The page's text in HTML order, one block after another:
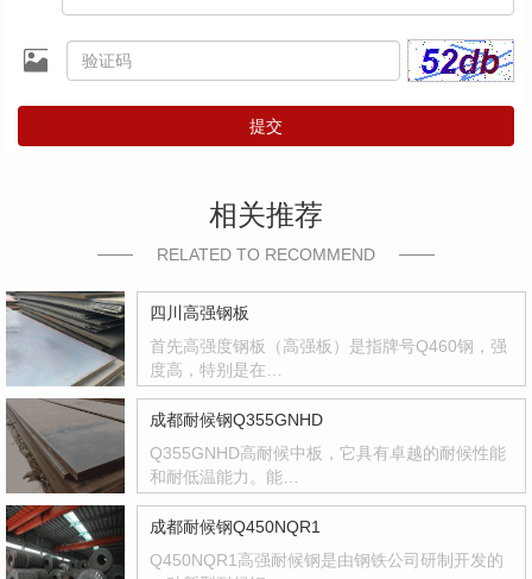
提交
相关推荐
RELATED TO RECOMMEND
四川高强钢板
首先高强度钢板（高强板）是指牌号Q460钢，强
度高，特别是在…
成都耐候钢Q355GNHD
Q355GNHD高耐候中板，它具有卓越的耐候性能
和耐低温能力。能…
成都耐候钢Q450NQR1
Q450NQR1高强耐候钢是由钢铁公司研制开发的